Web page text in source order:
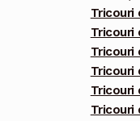
Tricouri
Tricouri
Tricouri
Tricouri
Tricouri
Tricouri